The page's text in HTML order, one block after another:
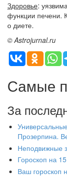
Здоровье:
функции печени.
о диете.
© Astrojurnal.ru
Самые
За
Прозерпина.
Неподвижные
Гороскоп на
Ваш гороскоп